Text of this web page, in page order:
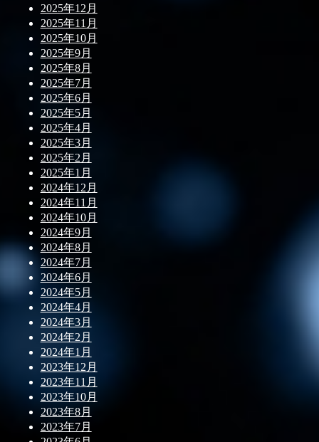
2025年12月
2025年11月
2025年10月
2025年9月
2025年8月
2025年7月
2025年6月
2025年5月
2025年4月
2025年3月
2025年2月
2025年1月
2024年12月
2024年11月
2024年10月
2024年9月
2024年8月
2024年7月
2024年6月
2024年5月
2024年4月
2024年3月
2024年2月
2024年1月
2023年12月
2023年11月
2023年10月
2023年8月
2023年7月